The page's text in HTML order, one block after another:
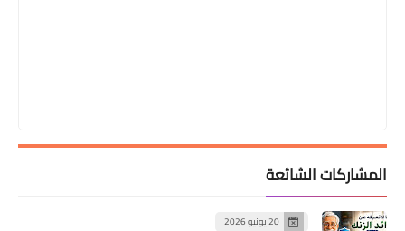
المشاركات الشائعة
20 يونيو 2026